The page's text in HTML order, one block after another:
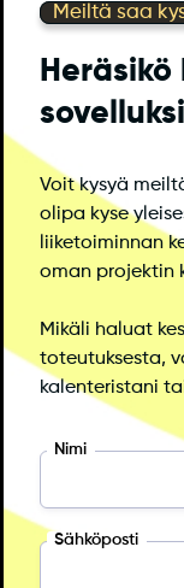
Meiltä saa
Voit kysyä
olipa kyse
liiketoiminnan
oman projektin
Mikäli haluat
toteutuksesta,
kalenteristani
Nimi
Sähköposti